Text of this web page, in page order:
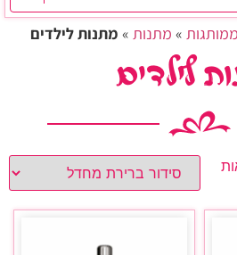
» מתנות » מתנות לילדים
לילדים